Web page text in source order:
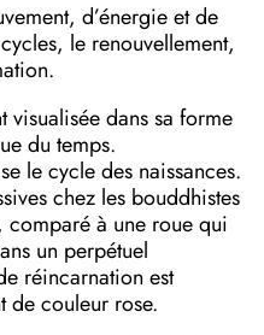
d’énergie et de
le renouvellement,
dans sa forme
du temps.
le cycle des naissances.
chez les bouddhistes
comparé à une roue qui
un perpétuel
réincarnation est
de couleur rose.